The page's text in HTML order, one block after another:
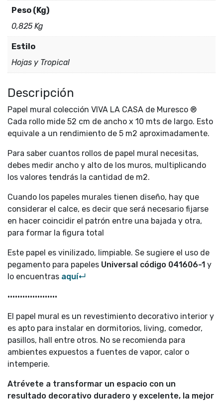
Peso (Kg)
0,825 Kg
Estilo
Hojas y Tropical
Descripción
Papel mural colección VIVA LA CASA de Muresco ®
Cada rollo mide 52 cm de ancho x 10 mts de largo. Esto
equivale a un rendimiento de 5 m2 aproximadamente.
Para saber cuantos rollos de papel mural necesitas,
debes medir ancho y alto de los muros, multiplicando
los valores tendrás la cantidad de m2.
Cuando los papeles murales tienen diseño, hay que
considerar el calce, es decir que será necesario fijarse
en hacer coincidir el patrón entre una bajada y otra,
para formar la figura total
Este papel es vinilizado, limpiable. Se sugiere el uso de
pegamento para papeles Universal código 041606-1 y
lo encuentras aquí↵
••••••••••••••••••••
El papel mural es un revestimiento decorativo interior y
es apto para instalar en dormitorios, living, comedor,
pasillos, hall entre otros. No se recomienda para
ambientes expuestos a fuentes de vapor, calor o
intemperie.
Atrévete a transformar un espacio con un
resultado decorativo duradero y excelente, la mejor